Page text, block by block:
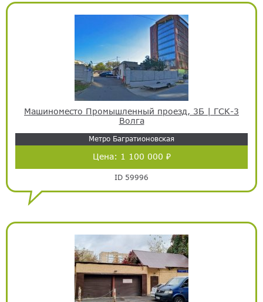
Машиноместо Промышленный проезд, 3Б | ГСК-3
Волга
Метро Багратионовская
Цена: 1 100 000 ₽
ID 59996